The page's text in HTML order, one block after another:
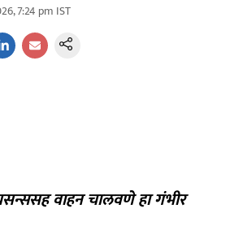
7:24 pm IST
वाहन चालवणे हा गंभीर